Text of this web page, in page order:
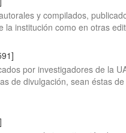
y compilados,
la institución como en otras
por investigadores de la
de divulgación, sean éstas